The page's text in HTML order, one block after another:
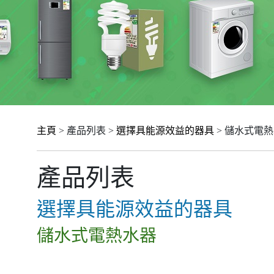
主頁 > 產品列表 > 選擇具能源效益的器具 > 儲水式電
產品列表
選擇具能源效益的器具
儲水式電熱水器